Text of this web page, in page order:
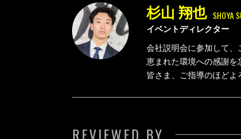
SHOYA
杉山 翔也
イベントディレクター
会社説明会に参加して、
恵まれた環境への感謝を
皆さま、ご指導のほどよ
REVIEWED BY